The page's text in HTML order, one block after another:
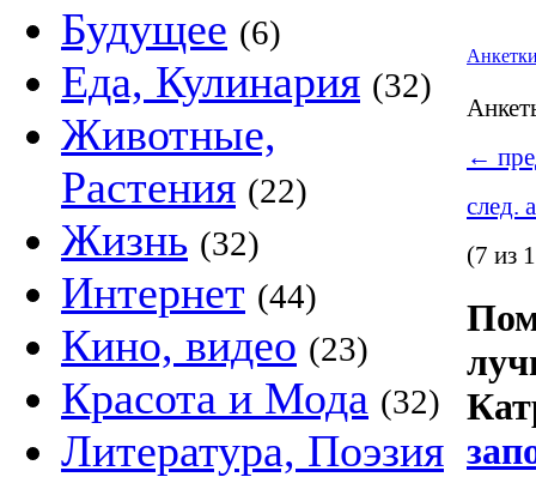
Будущее (6)
Еда, Кулинария (32)
Животные,
Растения (22)
Жизнь (32)
Интернет (44)
Кино, видео (23)
Красота и Мода (32)
Литература, Поэзия
←
след.
(7 из